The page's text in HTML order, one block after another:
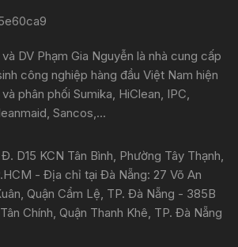
DV Phạm Gia Nguyễn là nhà cung cấp
công nghiệp hàng đầu Việt Nam hiện
phân phối Sumika, HiClean, IPC,
Sancos,...
D15 KCN Tân Bình, Phường Tây Thạnh,
- Địa chỉ tại Đà Nẵng: 27 Võ An
Quận Cẩm Lệ, TP. Đà Nẵng - 385B
Chính, Quận Thanh Khê, TP. Đà Nẵng